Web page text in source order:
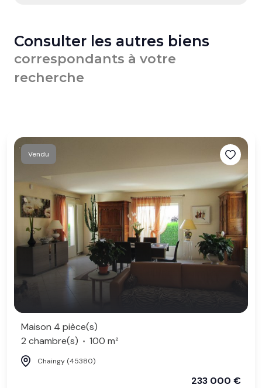
Consulter les autres biens
correspondants à votre
recherche
Vendu
Maison 4 pièce(s)
2 chambre(s)
100 m²
Chaingy (45380)
233 000 €